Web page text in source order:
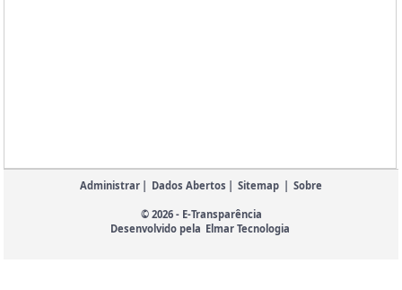
Administrar Dados Abertos Sitemap Sobre
© 2026 - E-Transparência
Desenvolvido pela Elmar Tecnologia